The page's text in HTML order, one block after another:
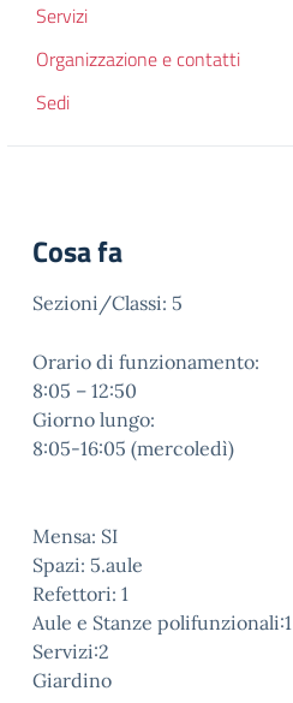
Servizi
Organizzazione e contatti
Sedi
Cosa fa
Sezioni/Classi: 5
Orario di funzionamento:
8:05 – 12:50
Giorno lungo:
8:05-16:05 (mercoledì)
Mensa: SI
Spazi: 5.aule
Refettori: 1
Aule e Stanze polifunzionali:1
Servizi:2
Giardino